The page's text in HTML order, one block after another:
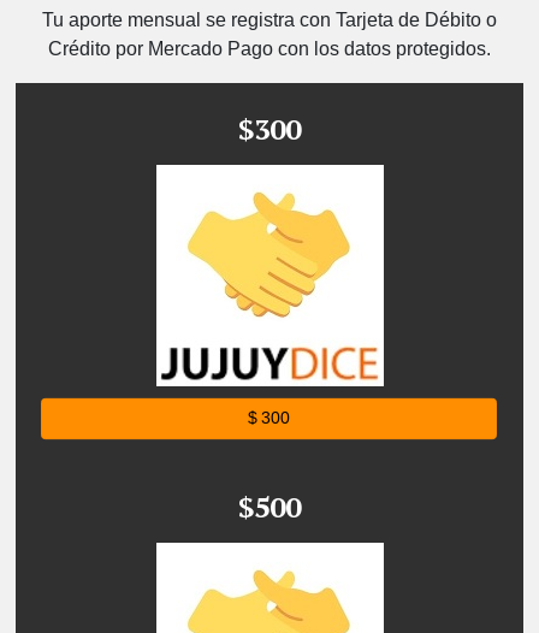
Tu aporte mensual se registra con Tarjeta de Débito o
Crédito por Mercado Pago con los datos protegidos.
$300
$ 300
$500